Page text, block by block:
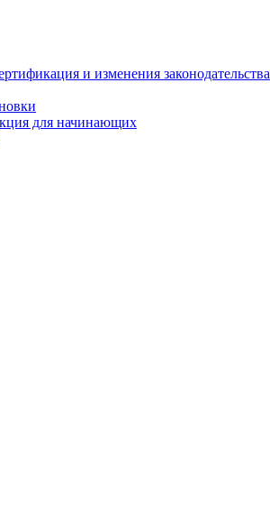
и изменения законодательства
для начинающих